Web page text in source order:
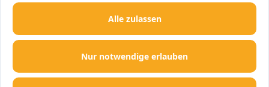
Nur notwendige erlauben
Alle zulassen